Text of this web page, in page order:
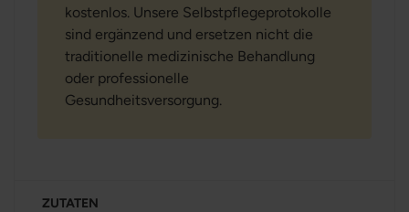
kostenlos. Unsere Selbstpflegeprotokolle
sind ergänzend und ersetzen nicht die
traditionelle medizinische Behandlung
oder professionelle
Gesundheitsversorgung.
ZUTATEN